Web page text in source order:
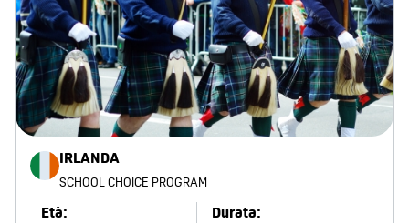
IRLANDA
SCHOOL CHOICE PROGRAM
Età: Durata: